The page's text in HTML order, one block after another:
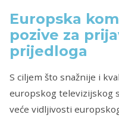
Europska
pozive za
prijedloga
S ciljem što snažnije i
europskog televizijskog
veće vidljivosti